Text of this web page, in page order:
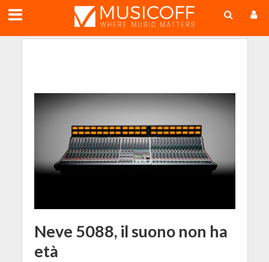
Neve 5088, il suono non ha
età